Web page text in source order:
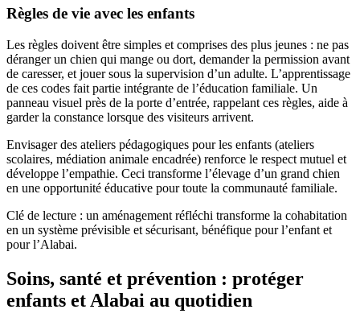
Règles de vie avec les enfants
Les règles doivent être simples et comprises des plus jeunes : ne pas
déranger un chien qui mange ou dort, demander la permission avant
de caresser, et jouer sous la supervision d’un adulte. L’apprentissage
de ces codes fait partie intégrante de l’éducation familiale. Un
panneau visuel près de la porte d’entrée, rappelant ces règles, aide à
garder la constance lorsque des visiteurs arrivent.
Envisager des ateliers pédagogiques pour les enfants (ateliers
scolaires, médiation animale encadrée) renforce le respect mutuel et
développe l’empathie. Ceci transforme l’élevage d’un grand chien
en une opportunité éducative pour toute la communauté familiale.
Clé de lecture : un aménagement réfléchi transforme la cohabitation
en un système prévisible et sécurisant, bénéfique pour l’enfant et
pour l’Alabai.
Soins, santé et prévention : protéger
enfants et Alabai au quotidien